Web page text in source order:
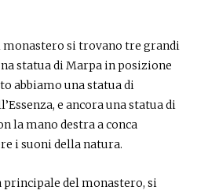
monastero si trovano tre grandi
statua di Marpa in posizione
abbiamo una statua di
e ancora una statua di
la mano destra a conca
i suoni della natura.
del monastero, si